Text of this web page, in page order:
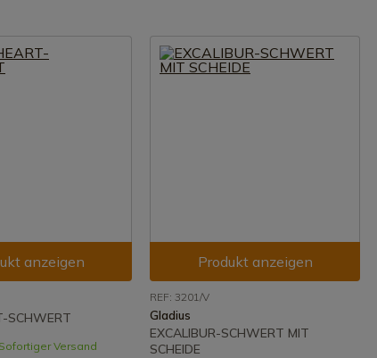
anzeigen
SCHWERT
Versand
Produkt anzeigen
REF: 3201/V
Gladius
EXCALIBUR-SCHWERT MIT
SCHEIDE